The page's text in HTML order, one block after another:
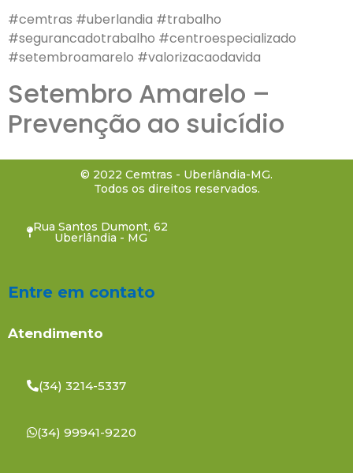
#cemtras #uberlandia #trabalho
#segurancadotrabalho #centroespecializado
#setembroamarelo #valorizacaodavida
Setembro Amarelo –
Prevenção ao suicídio
© 2022 Cemtras - Uberlândia-MG.
Todos os direitos reservados.
Rua Santos Dumont, 62
Uberlândia - MG
Entre em contato
Atendimento
(34) 3214-5337
(34) 99941-9220